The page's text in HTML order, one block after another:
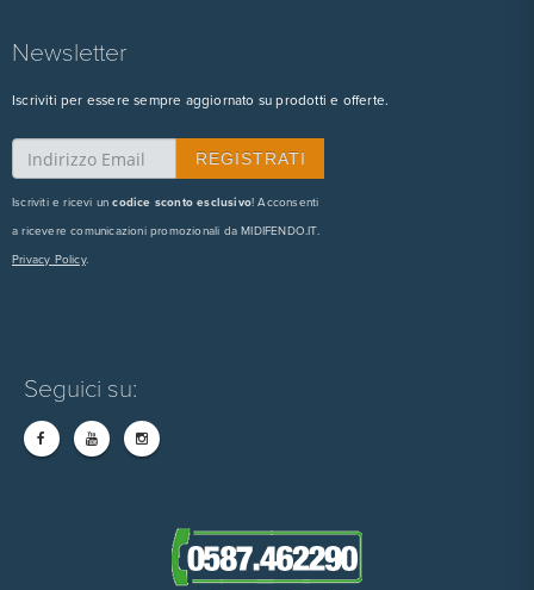
Newsletter
Iscriviti per essere sempre aggiornato su prodotti e offerte.
Iscriviti e ricevi uncodice sconto esclusivo! Acconsenti
a ricevere comunicazioni promozionali da MIDIFENDO.IT.
Privacy Policy.
Seguici su: